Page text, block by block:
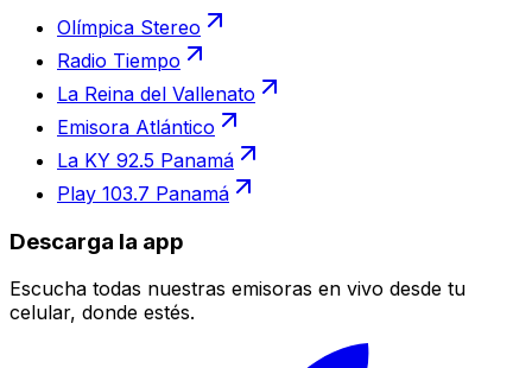
Olímpica Stereo
Radio Tiempo
La Reina del Vallenato
Emisora Atlántico
La KY 92.5 Panamá
Play 103.7 Panamá
Descarga la app
Escucha todas nuestras emisoras en vivo desde tu
celular, donde estés.